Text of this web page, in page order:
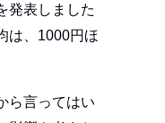
発表しました
は、1000円ほ
ら言ってはい